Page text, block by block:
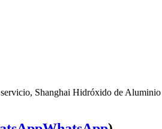
Shanghai Hidróxido de